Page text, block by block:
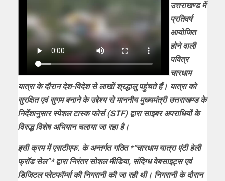
उत्तराखण्ड में
प्रतिवर्ष
आयोजित
होने वाली
पवित्र
चारधाम
यात्रा के दौरान देश-विदेश से लाखों श्रद्धालु पहुंचते हैं। यात्रा को
सुरक्षित एवं सुगम बनाने के उद्देश्य से माननीय मुख्यमंत्री उत्तराखण्ड के
निर्देशानुसार स्पेशल टास्क फोर्स (STF) द्वारा साइबर अपराधियों के
विरुद्ध विशेष अभियान चलाया जा रहा है।
इसी क्रम में एसटीएफ. के अन्तर्गत गठित *“चारधाम यात्रा एंटी हेली
फ्रॉड सेल”* द्वारा निरंतर सोशल मीडिया, संदिग्ध वेबसाइट्स एवं
डिजिटल प्लेटफॉर्म्स की निगरानी की जा रही थी। निगरानी के दौरान